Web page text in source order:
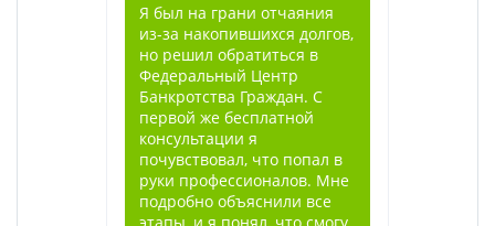
Я был на грани отчаяния
из-за накопившихся долгов,
но решил обратиться в
Федеральный Центр
Банкротства Граждан. С
первой же бесплатной
консультации я
почувствовал, что попал в
руки профессионалов. Мне
подробно объяснили все